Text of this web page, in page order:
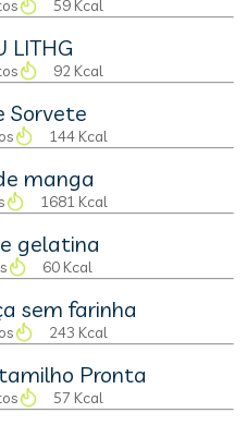
59 Kcal
LITHG
92 Kcal
Sorvete
144 Kcal
manga
1681 Kcal
gelatina
60 Kcal
sem farinha
243 Kcal
Pronta
57 Kcal